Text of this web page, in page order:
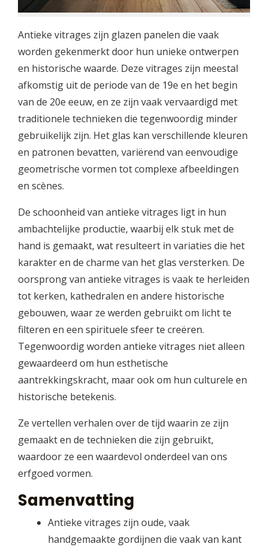
Antieke vitrages zijn glazen panelen die vaak
worden gekenmerkt door hun unieke ontwerpen
en historische waarde. Deze vitrages zijn meestal
afkomstig uit de periode van de 19e en het begin
van de 20e eeuw, en ze zijn vaak vervaardigd met
traditionele technieken die tegenwoordig minder
gebruikelijk zijn. Het glas kan verschillende kleuren
en patronen bevatten, variërend van eenvoudige
geometrische vormen tot complexe afbeeldingen
en scènes.
De schoonheid van antieke vitrages ligt in hun
ambachtelijke productie, waarbij elk stuk met de
hand is gemaakt, wat resulteert in variaties die het
karakter en de charme van het glas versterken. De
oorsprong van antieke vitrages is vaak te herleiden
tot kerken, kathedralen en andere historische
gebouwen, waar ze werden gebruikt om licht te
filteren en een spirituele sfeer te creëren.
Tegenwoordig worden antieke vitrages niet alleen
gewaardeerd om hun esthetische
aantrekkingskracht, maar ook om hun culturele en
historische betekenis.
Ze vertellen verhalen over de tijd waarin ze zijn
gemaakt en de technieken die zijn gebruikt,
waardoor ze een waardevol onderdeel van ons
erfgoed vormen.
Samenvatting
Antieke vitrages zijn oude, vaak
handgemaakte gordijnen die vaak van kant